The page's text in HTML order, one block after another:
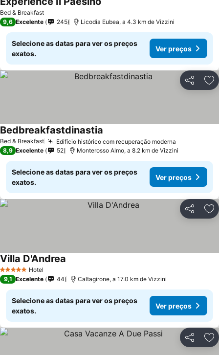
Bed & Breakfast
9,6 Excelente 245 Licodia Eubea, a 4.3 km de Vizzini
Selecione as datas para ver os preços
exatos.
Ver preços
Partilhar
Bed & Breakfast Edifício histórico com recuperação moderna
Bedbreakfastdinastia
8,9 Excelente 52 Monterosso Almo, a 8.2 km de Vizzini
Selecione as datas para ver os preços
exatos.
Ver preços
Partilhar
5 Estrelas Hotel
Villa D'Andrea
9,1 Excelente 44 Caltagirone, a 17.0 km de Vizzini
Selecione as datas para ver os preços
exatos.
Ver preços
Partilhar